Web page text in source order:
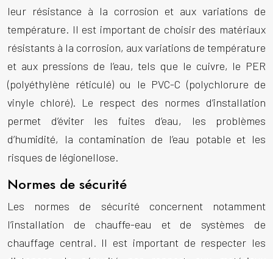
leur résistance à la corrosion et aux variations de
température. Il est important de choisir des matériaux
résistants à la corrosion, aux variations de température
et aux pressions de l’eau, tels que le cuivre, le PER
(polyéthylène réticulé) ou le PVC-C (polychlorure de
vinyle chloré). Le respect des normes d’installation
permet d’éviter les fuites d’eau, les problèmes
d’humidité, la contamination de l’eau potable et les
risques de légionellose.
Normes de sécurité
Les normes de sécurité concernent notamment
l’installation de chauffe-eau et de systèmes de
chauffage central. Il est important de respecter les